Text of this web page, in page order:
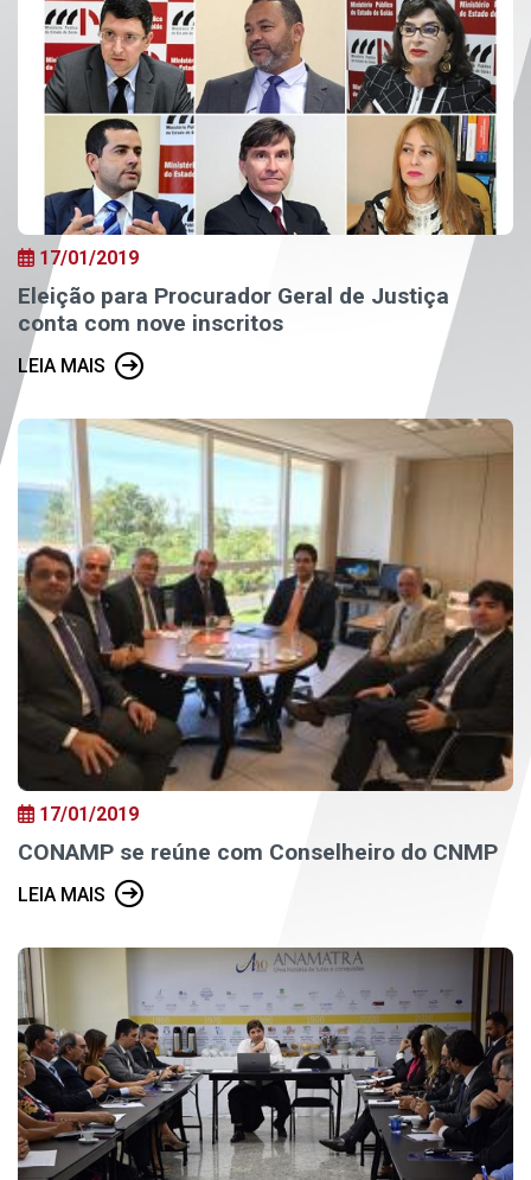
17/01/2019
Eleição para Procurador Geral de Justiça
conta com nove inscritos
LEIA MAIS
17/01/2019
CONAMP se reúne com Conselheiro do CNMP
LEIA MAIS